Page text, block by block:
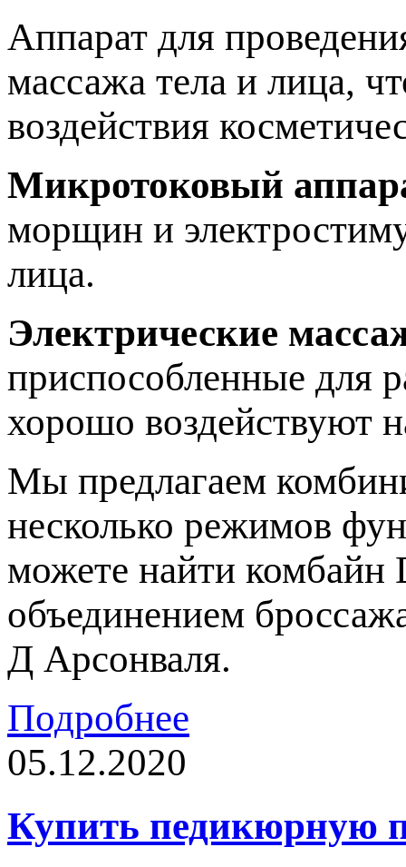
Аппарат для
массажа тела и лица,
воздействия
Микротоковый
морщин и
лица.
Электрические
приспособленные для
хорошо воздействуют
Мы предлагаем
несколько режимов
можете найти комбайн
объединением
Д Арсонваля.
Подробнее
05.12.2020
Купить педикюрную